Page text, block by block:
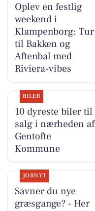
Oplev en festlig
weekend i
Klampenborg: Tur
til Bakken og
Aftenbal med
Riviera-vibes
BILER
10 dyreste biler til
salg i nærheden af
Gentofte
Kommune
JOBNYT
Savner du nye
græsgange? - Her